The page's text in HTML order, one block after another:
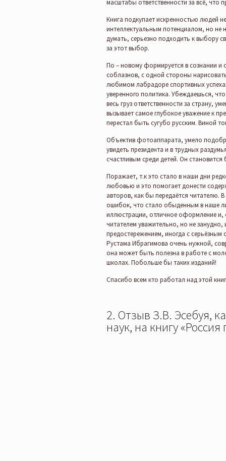
масштабы ответственности за всё, что
Книга подкупает искренностью людей
интеллектуальным потенциалом, но не
думать, серьезно подходить к выбору
за этот выбор.
По – новому формируется в сознании и
соблазнов, с одной стороны
любимом лабрадоре спортивных
уверенного политика. Убеждаешься,
весь груз ответственности за страну,
вызывает самое глубокое уважение к
перестал быть сугубо русским. Виной
Объектив фотоаппарата, умело
увидеть президента и в трудных
счастливым среди детей. Он
Поражает, т.к это стало в наши дни
любовью и это помогает донести
авторов, как бы передаётся читателю.
ошибок, что стало обыденным в наше
иллюстрации, отличное оформление и,
читателем уважительно, но не
предостережением, иногда с серьёзным
Рустама Ибрагимова очень нужной,
она может быть полезна в работе с
школах. Побольше бы таких изданий!
Спасибо всем кто работал над этой
2. Отзыв З.В. Эсебуя,
наук, на книгу